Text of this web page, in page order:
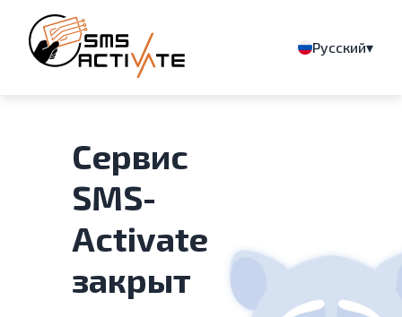
Русский▾
Сервис
SMS-
Activate
закрыт